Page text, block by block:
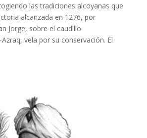
las tradiciones alcoyanas que
alcanzada en 1276, por
Jorge, sobre el caudillo
vela por su conservación. El